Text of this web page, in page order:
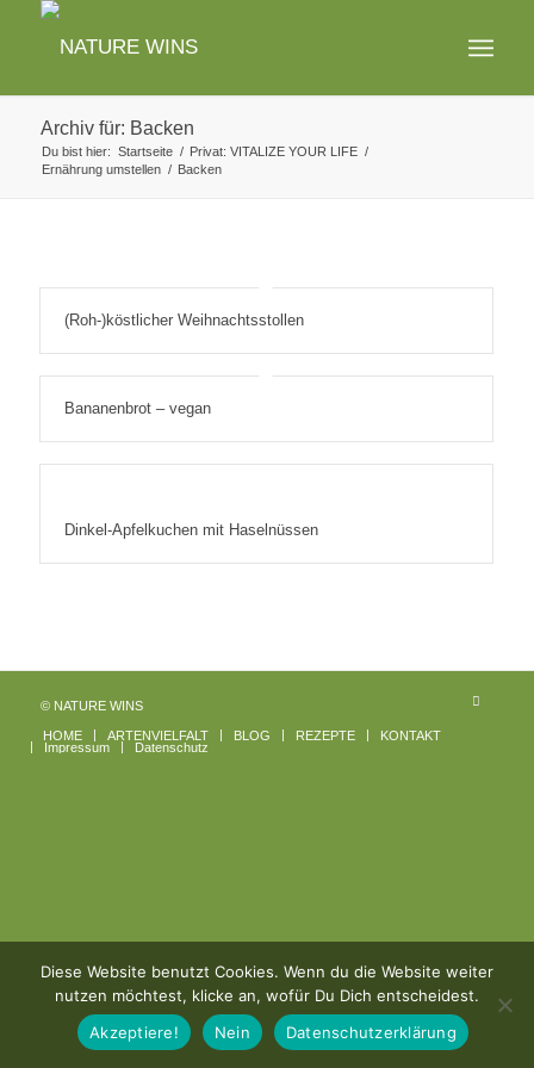
Archiv für: Backen
Du bist hier: Startseite / Privat: VITALIZE YOUR LIFE /
Ernährung umstellen / Backen
(Roh-)köstlicher Weihnachtsstollen
Bananenbrot – vegan
Dinkel-Apfelkuchen mit Haselnüssen
© NATURE WINS
HOME ARTENVIELFALT BLOG REZEPTE
KONTAKT
Impressum
Datenschutz
Diese Website benutzt Cookies. Wenn du die Website weiter
nutzen möchtest, klicke an, wofür Du Dich entscheidest.
Akzeptiere!
Nein Datenschutzerklärung